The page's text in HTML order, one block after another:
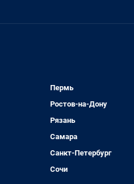
Пермь
Ростов-на-Дону
Рязань
Самара
Санкт-Петербург
Сочи